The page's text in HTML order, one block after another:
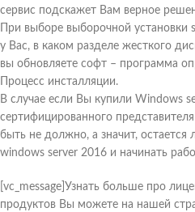
сервис подскажет Вам верное
При выборе выборочной установки
у Вас, в каком разделе жесткого
вы обновляете софт – программа
Процесс инсталляции.
В случае если Вы купили Windows
сертифицированного
быть не должно, а значит, остается
windows server 2016 и начинать
[vc_message]Узнать больше про
продуктов Вы можете на нашей